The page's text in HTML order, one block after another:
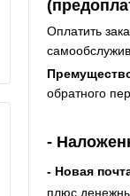
Оплатить
обратного
-
- Новая
плюс